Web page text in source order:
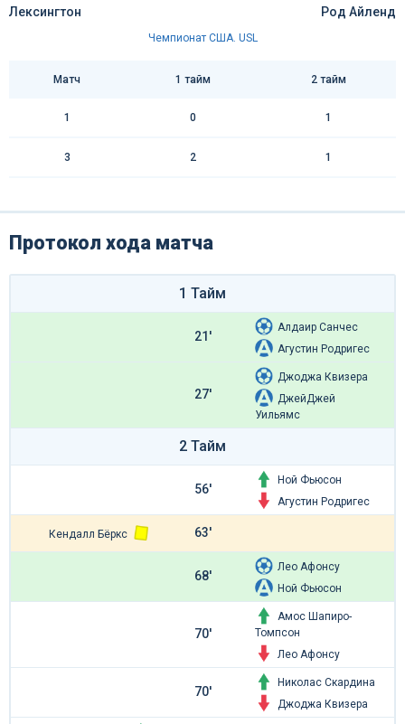
Лексингтон Род Айленд
Чемпионат США. USL
Матч 1 тайм 2 тайм
1 0 1
3 2 1
Протокол хода матча
1 Тайм
21'
Алдаир Санчес
Агустин Родригес
27'
Джоджа Квизера
ДжейДжей
Уильямс
2 Тайм
56'
Ной Фьюсон
Агустин Родригес
Кендалл Бёркс 63'
68'
Лео Афонсу
Ной Фьюсон
70'
Амос Шапиро-
Томпсон
Лео Афонсу
70'
Николас Скардина
Джоджа Квизера